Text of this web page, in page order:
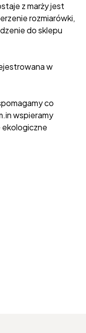
z marży jest
rozmiarówki,
do sklepu
w
co
wspieramy